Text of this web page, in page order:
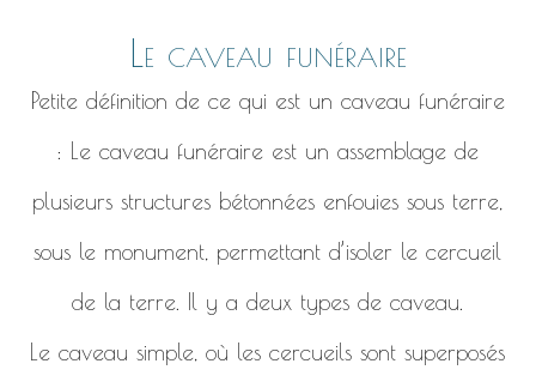
Le caveau funéraire
Petite définition de ce qui est un caveau funéraire
: Le caveau funéraire est un assemblage de
plusieurs structures bétonnées enfouies sous terre,
sous le monument, permettant d’isoler le cercueil
de la terre. Il y a deux types de caveau.
Le caveau simple, où les cercueils sont superposés